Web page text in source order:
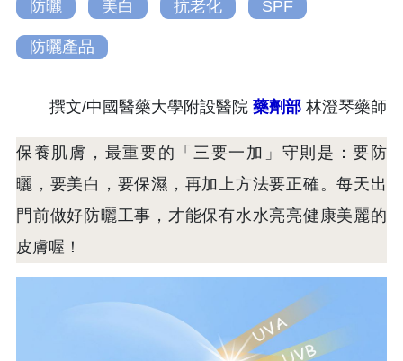
防曬 美白 抗老化 SPF
防曬產品
撰文/中國醫藥大學附設醫院 藥劑部 林澄琴藥師
保養肌膚，最重要的「三要一加」守則是：要防
曬，要美白，要保濕，再加上方法要正確。每天出
門前做好防曬工事，才能保有水水亮亮健康美麗的
皮膚喔！